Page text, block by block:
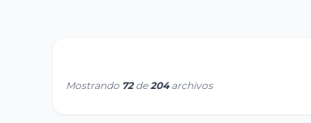
Mostrando 72de 204archivos